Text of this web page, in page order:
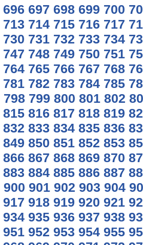
696 697 698 699 700
713 714 715 716 717
730 731 732 733 734
747 748 749 750 751
764 765 766 767 768
781 782 783 784 785
798 799 800 801 802
815 816 817 818 819
832 833 834 835 836
849 850 851 852 853
866 867 868 869 870
883 884 885 886 887
900 901 902 903 904
917 918 919 920 921
934 935 936 937 938
951 952 953 954 955